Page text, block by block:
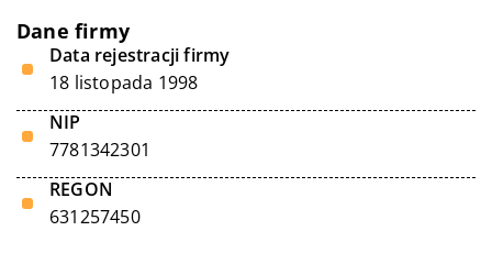
Dane firmy
Data rejestracji firmy
18 listopada 1998
NIP
7781342301
REGON
631257450